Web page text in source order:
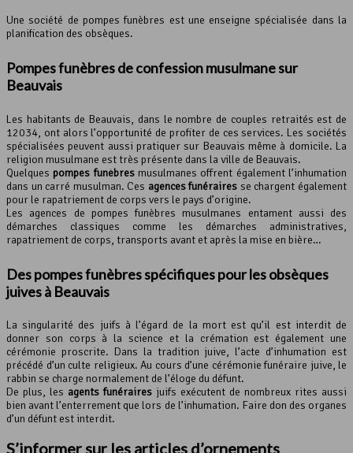
Une société de pompes funèbres est une enseigne spécialisée dans la
planification des obsèques.
Pompes funèbres de confession musulmane sur
Beauvais
Les habitants de Beauvais, dans le nombre de couples retraités est de
12034, ont alors l’opportunité de profiter de ces services. Les sociétés
spécialisées peuvent aussi pratiquer sur Beauvais même à domicile. La
religion musulmane est très présente dans la ville de Beauvais.
Quelques pompes funèbresmusulmanes offrent également l’inhumation
dans un carré musulman. Ces agences funéraires se chargent également
pour le rapatriement de corps vers le pays d’origine.
Les agences de pompes funèbres musulmanes entament aussi des
démarches classiques comme les démarches administratives,
rapatriement de corps, transports avant et après la mise en bière…
Des pompes funèbres spécifiques pour les obsèques
juives à Beauvais
La singularité des juifs à l’égard de la mort est qu’il est interdit de
donner son corps à la science et la crémation est également une
cérémonie proscrite. Dans la tradition juive, l’acte d’inhumation est
précédé d’un culte religieux. Au cours d’une cérémonie funéraire juive, le
rabbin se charge normalement de l’éloge du défunt.
De plus, les agents funéraires juifs exécutent de nombreux rites aussi
bien avant l’enterrement que lors de l’inhumation. Faire don des organes
d’un défunt est interdit.
S’informer sur les articles d’ornements